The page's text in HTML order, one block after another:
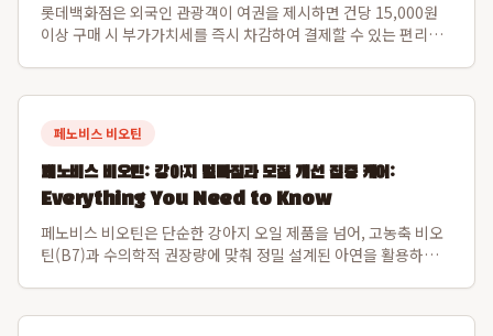
롯데백화점은 외국인 관광객이 여권을 제시하면 건당 15,000원
이상 구매 시 부가가치세를 즉시 차감하여 결제할 수 있는 편리한
백화점 내에서 면세 쇼...
페노비스 비오틴
페노비스 비오틴: 강아지 털빠짐과 모질 개선 집중 케어:
Everything You Need to Know
페노비스 비오틴은 단순한 강아지 오일 제품을 넘어, 고농축 비오
틴(B7)과 수의학적 권장량에 맞춰 정밀 설계된 아연을 활용하여
나 빠지는 털의 힘을 근본적으로...